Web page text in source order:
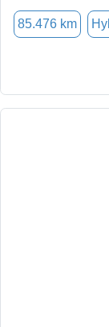
85.476 km